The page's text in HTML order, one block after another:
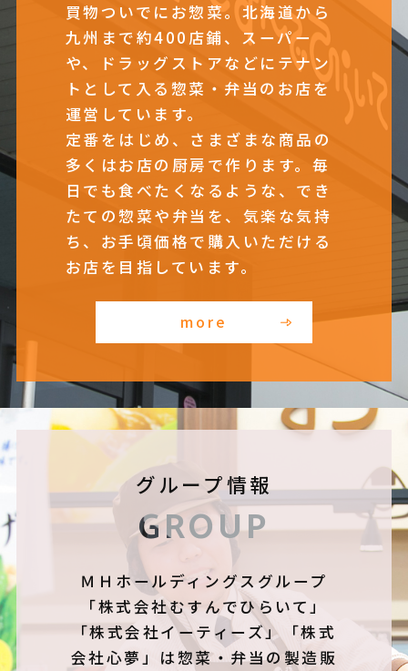
買物ついでにお惣菜。北海道から
九州まで約400店鋪、スーパー
や、ドラッグストアなどにテナン
トとして入る惣菜・弁当のお店を
運営しています。
定番をはじめ、さまざまな商品の
多くはお店の厨房で作ります。毎
日でも食べたくなるような、でき
たての惣菜や弁当を、気楽な気持
ち、お手頃価格で購入いただける
お店を目指しています。
more
グループ情報
GROUP
ＭＨホールディングスグループ
「株式会社むすんでひらいて」
「株式会社イーティーズ」「株式
会社心夢」は惣菜・弁当の製造販